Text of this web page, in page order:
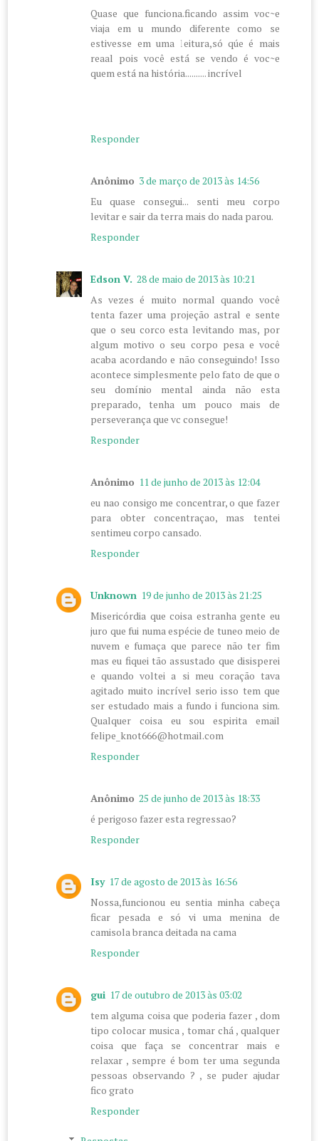
Quase que funciona.ficando assim voc~e
viaja em u mundo diferente como se
estivesse em uma leitura,só qúe é mais
reaal pois você está se vendo é voc~e
quem está na história.......... incrível
Responder
Anônimo 3 de março de 2013 às 14:56
Eu quase consegui... senti meu corpo
levitar e sair da terra mais do nada parou.
Responder
Edson V. 28 de maio de 2013 às 10:21
As vezes é muito normal quando você
tenta fazer uma projeção astral e sente
que o seu corco esta levitando mas, por
algum motivo o seu corpo pesa e você
acaba acordando e não conseguindo! Isso
acontece simplesmente pelo fato de que o
seu domínio mental ainda não esta
preparado, tenha um pouco mais de
perseverança que vc consegue!
Responder
Anônimo 11 de junho de 2013 às 12:04
eu nao consigo me concentrar, o que fazer
para obter concentraçao, mas tentei
sentimeu corpo cansado.
Responder
Unknown 19 de junho de 2013 às 21:25
Misericórdia que coisa estranha gente eu
juro que fui numa espécie de tuneo meio de
nuvem e fumaça que parece não ter fim
mas eu fiquei tão assustado que disisperei
e quando voltei a si meu coração tava
agitado muito incrível serio isso tem que
ser estudado mais a fundo i funciona sim.
Qualquer coisa eu sou espirita email
felipe_knot666@hotmail.com
Responder
Anônimo 25 de junho de 2013 às 18:33
é perigoso fazer esta regressao?
Responder
Isy 17 de agosto de 2013 às 16:56
Nossa,funcionou eu sentia minha cabeça
ficar pesada e só vi uma menina de
camisola branca deitada na cama
Responder
gui 17 de outubro de 2013 às 03:02
tem alguma coisa que poderia fazer , dom
tipo colocar musica , tomar chá , qualquer
coisa que faça se concentrar mais e
relaxar , sempre é bom ter uma segunda
pessoas observando ? , se puder ajudar
fico grato
Responder